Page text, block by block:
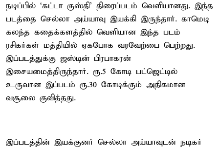
நடிப்பில் ‘கட்டா குஸ்தி’ திரைப்படம் வெளியானது. இந்த
படத்தை செல்லா அய்யாவு இயக்கி இருந்தார். காமெடி
கலந்த கதைக்களத்தில் வெளியான இந்த படம்
ரசிகர்கள் மத்தியில் ஏகபோக வரவேற்பை பெற்றது.
இப்படத்துக்கு ஜஸ்டின் பிரபாகரன்
இசையமைத்திருந்தார். ரூ.5 கோடி பட்ஜெட்டில்
உருவான இப்படம் ரூ.30 கோடிக்கும் அதிகமான
வசூலை குவித்தது.
இப்படத்தின் இயக்குனர் செல்லா அய்யாவுடன் நடிகர்